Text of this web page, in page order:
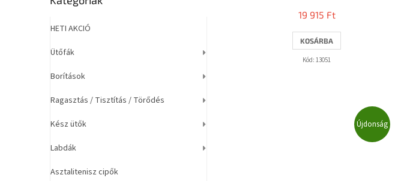
átugrása
HETI AKCIÓ
Ütőfák
Borítások
Ragasztás / Tisztítás / Törődés
Kész ütők
Labdák
Asztalitenisz cipők
19 915 Ft
KOSÁRBA
Kód:13051
Újdonság